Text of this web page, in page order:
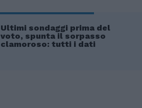
Ultimi sondaggi prima del
voto, spunta il sorpasso
clamoroso: tutti i dati